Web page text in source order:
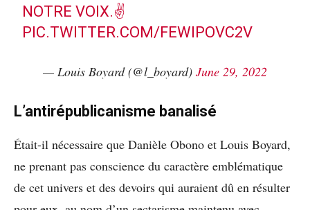
NOTRE VOIX.✌️
PIC.TWITTER.COM/FEWIPOVC2V
— Louis Boyard (@l_boyard) June 29, 2022
L’antirépublicanisme banalisé
Était-il nécessaire que Danièle Obono et Louis Boyard,
ne prenant pas conscience du caractère emblématique
de cet univers et des devoirs qui auraient dû en résulter